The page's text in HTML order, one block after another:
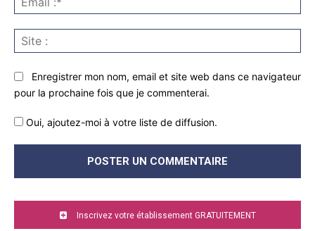
:*
:
Enregistrer mon nom, email et site web dans ce navigateur
pour la prochaine fois que je commenterai.
Oui, ajoutez-moi à votre liste de diffusion.
Inscrivez votre établissement GRATUITEMENT